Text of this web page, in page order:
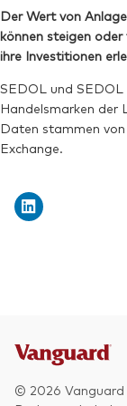
SEDOL:
ISIN:
Reuters:
SEDOL:
Der Wert von
können steigen
ihre Investitionen
SEDOL und
Handelsmarken der
Daten stammen
Exchange.
© 2026 Vanguard